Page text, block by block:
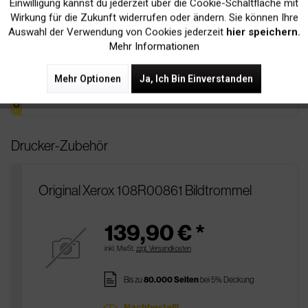
Bis zu17.800 Seitenbei 5% Deckung
sold Nachbestellt
Bestellbar, Lieferfrist 2-4 Werktage
In DenWarenkorb
Drucker-Zubehör
Original Xerox 108R00861 Bildtrommel
139,90 € *
inkl. MwSt. zzgl. Versandkosten
pages Bis zu80.000 Seitenbei 5% Deckung
Tracking Inaktiv
Einwilligung kannst du jederzeit über die Cookie-Schaltfläche mit
Wirkung für die Zukunft widerrufen oder ändern. Sie können Ihre
Auswahl der Verwendung von Cookies jederzeit hier speichern.
Mehr Informationen
Mehr Optionen Ja, Ich Bin Einverstanden